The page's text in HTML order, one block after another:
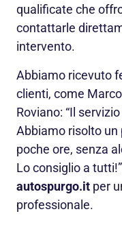
qualificate che
contattarle
intervento.
Abbiamo ricevuto
clienti, come
Roviano: “Il
Abbiamo risolto un
poche ore, senza
Lo consiglio a
autospurgo.it per
professionale.